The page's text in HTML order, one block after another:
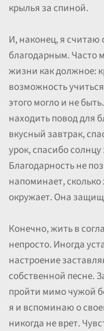
крылья за спиной.
И, наконец, я
благодарным. Часто
жизни как должное:
возможность
этого могло и не
находить повод для
вкусный завтрак,
урок, спасибо
Благодарность не
напоминает,
окружает. Она
Конечно, жить в
непросто. Иногда
настроение
собственной песне.
пройти мимо чужой
я и вспоминаю о
никогда не врет.